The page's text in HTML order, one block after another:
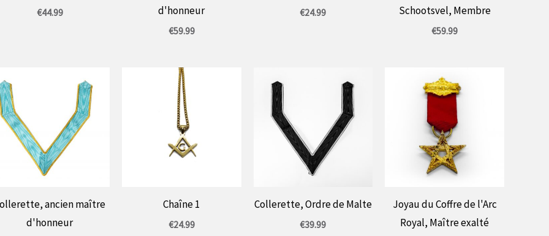
€44.99
d'honneur
€59.99
€24.99
Schootsvel, Membre
€59.99
ancien maître
d'honneur
Chaîne 1
€24.99
Collerette, Ordre de Malte
€39.99
Joyau du Coffre de l'Arc
Royal, Maître exalté